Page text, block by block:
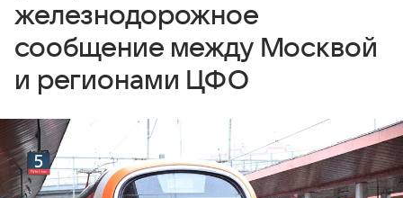
железнодорожное
сообщение между Москвой
и регионами ЦФО